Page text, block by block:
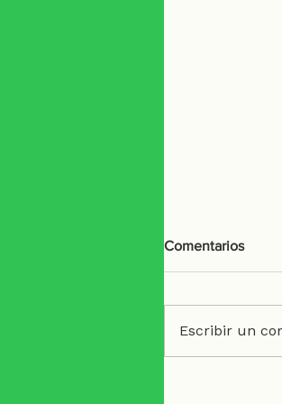
Comentarios
Escribir un